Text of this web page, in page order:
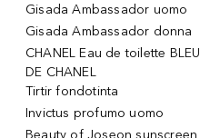
Gisada Ambassador uomo
Gisada Ambassador donna
CHANEL Eau de toilette BLEU
DE CHANEL
Tirtir fondotinta
Invictus profumo uomo
Beauty of Joseon sunscreen